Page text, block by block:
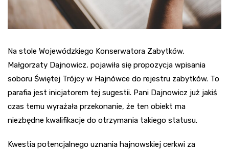
Na stole Wojewódzkiego Konserwatora Zabytków,
Małgorzaty Dajnowicz, pojawiła się propozycja wpisania
soboru Świętej Trójcy w Hajnówce do rejestru zabytków. To
parafia jest inicjatorem tej sugestii. Pani Dajnowicz już jakiś
czas temu wyrażała przekonanie, że ten obiekt ma
niezbędne kwalifikacje do otrzymania takiego statusu.
Kwestia potencjalnego uznania hajnowskiej cerkwi za